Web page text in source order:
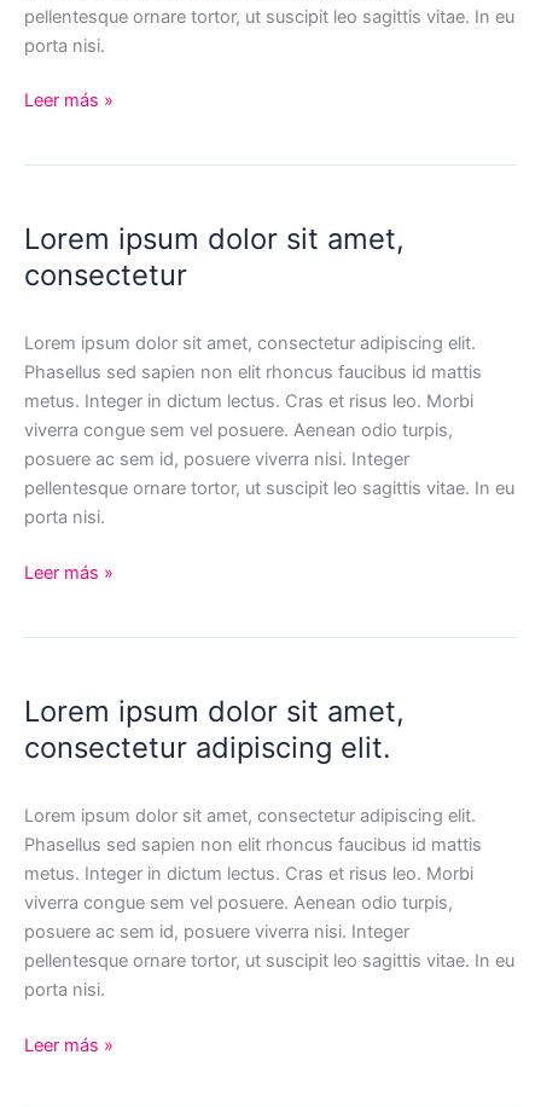
pellentesque ornare tortor, ut suscipit leo sagittis vitae. In eu
porta nisi.
Lorem
Leer más »
Lorem ipsum dolor sit amet,
consectetur
Lorem ipsum dolor sit amet, consectetur adipiscing elit.
Phasellus sed sapien non elit rhoncus faucibus id mattis
metus. Integer in dictum lectus. Cras et risus leo. Morbi
viverra congue sem vel posuere. Aenean odio turpis,
posuere ac sem id, posuere viverra nisi. Integer
pellentesque ornare tortor, ut suscipit leo sagittis vitae. In eu
porta nisi.
Lorem
consectetur
Leer más »
Lorem ipsum dolor sit amet,
consectetur adipiscing elit.
Lorem ipsum dolor sit amet, consectetur adipiscing elit.
Phasellus sed sapien non elit rhoncus faucibus id mattis
metus. Integer in dictum lectus. Cras et risus leo. Morbi
viverra congue sem vel posuere. Aenean odio turpis,
posuere ac sem id, posuere viverra nisi. Integer
pellentesque ornare tortor, ut suscipit leo sagittis vitae. In eu
porta nisi.
Lorem
Leer más »